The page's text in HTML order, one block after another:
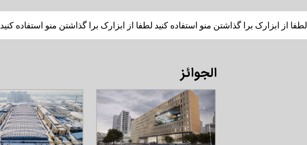
لطفا از ابزارک برا گذاشتن منو استفاده کنید لطفا از ابزارک برا گذاشتن منو استفاده کنید
الجوائز